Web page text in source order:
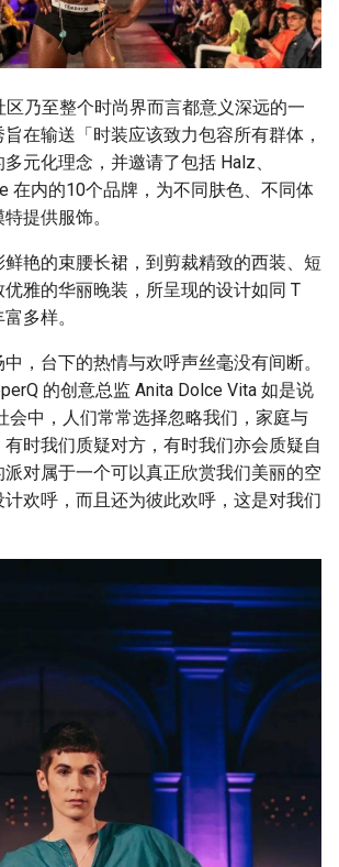
区乃至整个时尚界而言都意义深远的一
在输送「时装应该致力包容所有群体，
元化理念，并邀请了包括 Halz、
在内的10个品牌，为不同肤色、不同体
提供服饰。
鲜艳的束腰长裙，到剪裁精致的西装、短
雅的华丽晚装，所呈现的设计如同 T
多样。
，台下的热情与欢呼声丝毫没有间断。
的创意总监 Anita Dolce Vita 如是说
会中，人们常常选择忽略我们，家庭与
时我们质疑对方，有时我们亦会质疑自
对属于一个可以真正欣赏我们美丽的空
欢呼，而且还为彼此欢呼，这是对我们